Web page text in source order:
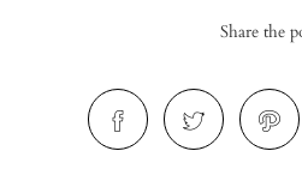
Share the